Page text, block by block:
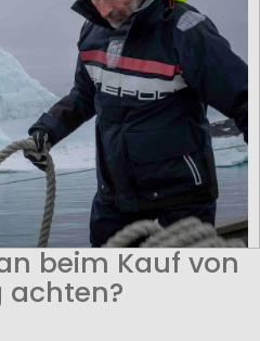
beim Kauf von
achten?